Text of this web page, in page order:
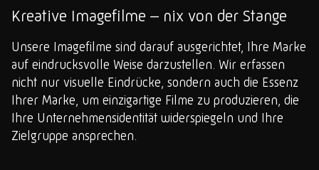
Kreative Imagefilme – nix von der Stange
Unsere Imagefilme sind darauf ausgerichtet, Ihre Marke
auf eindrucksvolle Weise darzustellen. Wir erfassen
nicht nur visuelle Eindrücke, sondern auch die Essenz
Ihrer Marke, um einzigartige Filme zu produzieren, die
Ihre Unternehmensidentität widerspiegeln und Ihre
Zielgruppe ansprechen.